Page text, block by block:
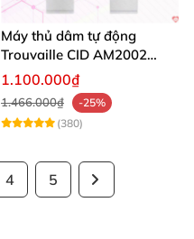
Máy thủ dâm tự động
Trouvaille CID AM2002
tăng khoái cảm nam
1.100.000₫
1.466.000₫
-25%
(380)
4 5